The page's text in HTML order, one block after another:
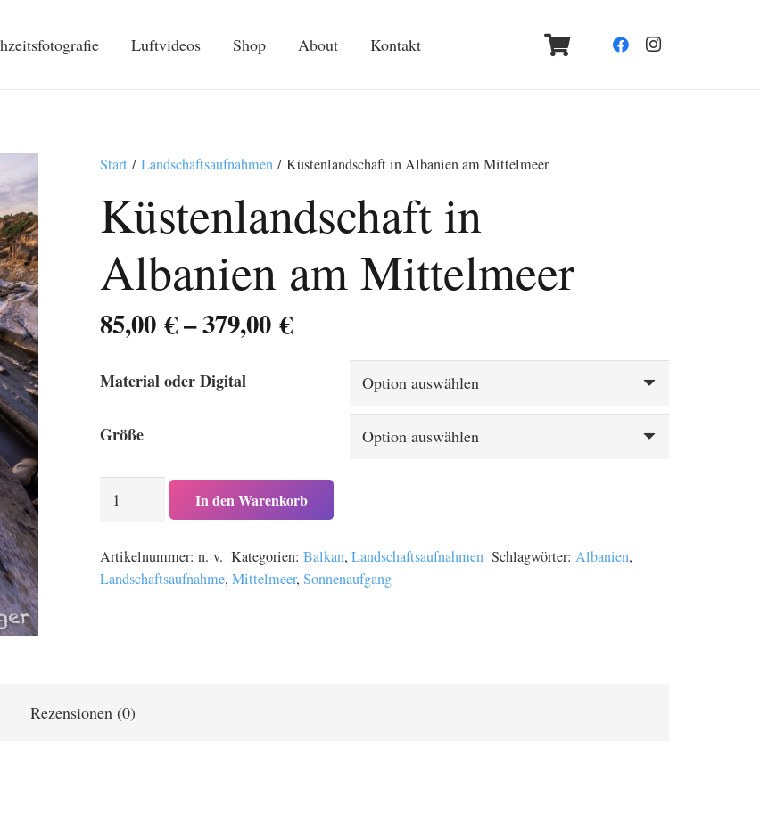
Luftvideos Shop About Kontakt
Start/ Landschaftsaufnahmen/ Küstenlandschaft in Albanien am Mittelmeer
Küstenlandschaft in
Albanien am Mittelmeer
85,00€–379,00€Preisspanne:
379,00 €
Material oder Digital
Größe
Küstenlandschaft
am
Mittelmeer
In den Warenkorb
Artikelnummer: n. v. Kategorien: Balkan, Landschaftsaufnahmen Schlagwörter:Albanien,
Landschaftsaufnahme, Mittelmeer, Sonnenaufgang
Rezensionen (0)